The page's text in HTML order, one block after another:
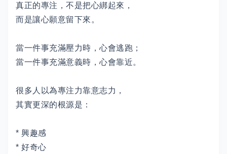
真正的專注，不是把心綁起來，
而是讓心願意留下來。
當一件事充滿壓力時，心會逃跑；
當一件事充滿意義時，心會靠近。
很多人以為專注力靠意志力，
其實更深的根源是：
* 興趣感
* 好奇心